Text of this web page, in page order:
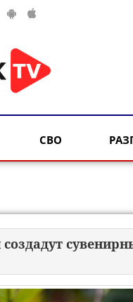
СВО
создадут